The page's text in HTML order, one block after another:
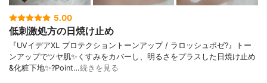
5.00
低刺激処方の日焼け止め
『UVイデアXL プロテクショントーンアップ / ラロッシュポゼ?』トー
ンアップでツヤ肌✨くすみをカバーし、明るさをプラスした日焼け止め
&化粧下地✨?Point…続きを見る